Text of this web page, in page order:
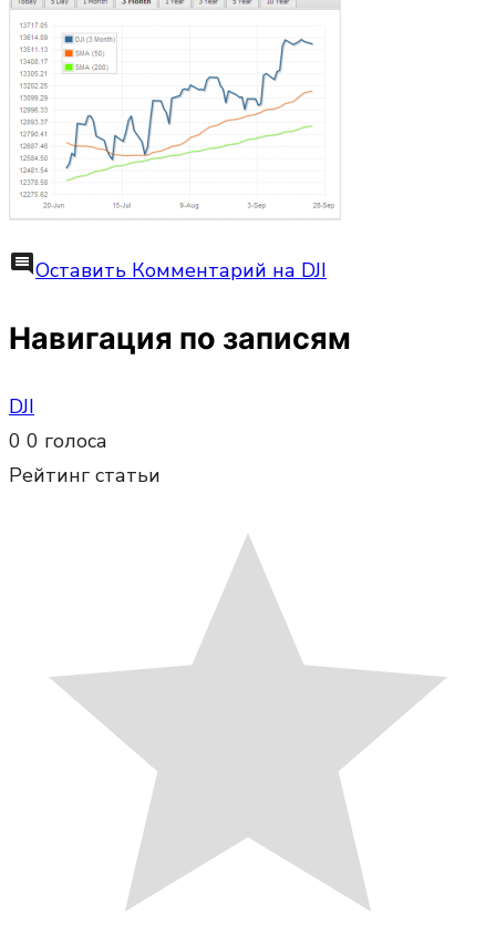
commentОставить Комментарий на DJI
Навигация по записям
DJI
0 0 голоса
Рейтинг статьи